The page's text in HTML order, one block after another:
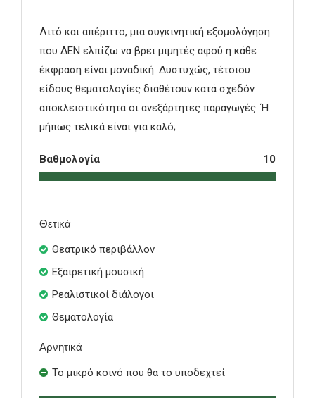
Λιτό και απέριττο, μια συγκινητική εξομολόγηση
που ΔΕΝ ελπίζω να βρει μιμητές αφού η κάθε
έκφραση είναι μοναδική. Δυστυχώς, τέτοιου
είδους θεματολογίες διαθέτουν κατά σχεδόν
αποκλειστικότητα οι ανεξάρτητες παραγωγές. Ή
μήπως τελικά είναι για καλό;
Βαθμολογία 10
Θετικά
Θεατρικό περιβάλλον
Εξαιρετική μουσική
Ρεαλιστικοί διάλογοι
Θεματολογία
Αρνητικά
Το μικρό κοινό που θα το υποδεχτεί